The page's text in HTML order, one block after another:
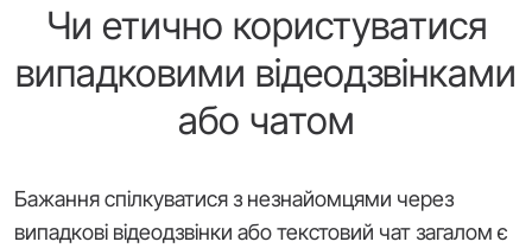
Чи етично користуватися
випадковими відеодзвінками
або чатом
Бажання спілкуватися з незнайомцями через
випадкові відеодзвінки або текстовий чат загалом є